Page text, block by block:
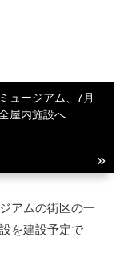
ュージアム、7月
屋内施設へ
アムの街区の一
を建設予定で